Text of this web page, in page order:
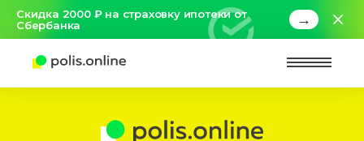
Скидка 2000 ₽ на страховку ипотеки от
Сбербанка
→